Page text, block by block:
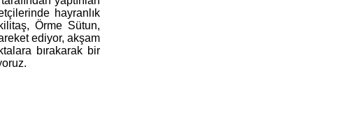
hayranlık
Örme Sütun,
ediyor, akşam
bırakarak bir